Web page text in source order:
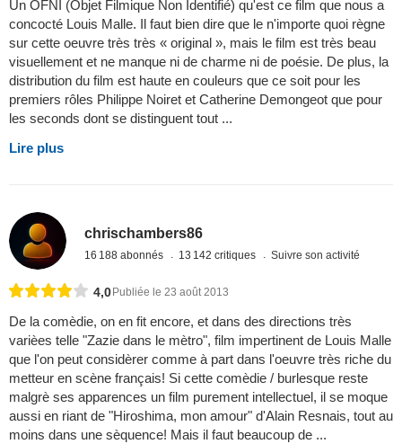
Un OFNI (Objet Filmique Non Identifié) qu'est ce film que nous a
concocté Louis Malle. Il faut bien dire que le n'importe quoi règne
sur cette oeuvre très très « original », mais le film est très beau
visuellement et ne manque ni de charme ni de poésie. De plus, la
distribution du film est haute en couleurs que ce soit pour les
premiers rôles Philippe Noiret et Catherine Demongeot que pour
les seconds dont se distinguent tout ...
Lire plus
chrischambers86
16 188 abonnés 13 142 critiques Suivre son activité
4,0 Publiée le 23 août 2013
De la comèdie, on en fit encore, et dans des directions très
varièes telle "Zazie dans le mètro", film impertinent de Louis Malle
que l'on peut considèrer comme à part dans l'oeuvre très riche du
metteur en scène français! Si cette comèdie / burlesque reste
malgrè ses apparences un film purement intellectuel, il se moque
aussi en riant de "Hiroshima, mon amour" d'Alain Resnais, tout au
moins dans une sèquence! Mais il faut beaucoup de ...